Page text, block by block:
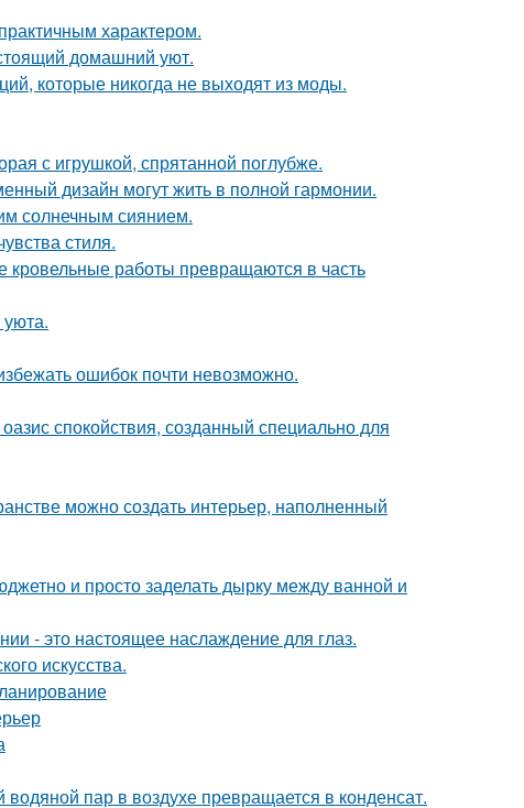
характером.
домашний уют.
которые никогда не выходят из моды.
с игрушкой, спрятанной поглубже.
дизайн могут жить в полной гармонии.
солнечным сиянием.
стиля.
кровельные работы превращаются в часть
ошибок почти невозможно.
спокойствия, созданный специально для
можно создать интерьер, наполненный
и просто заделать дырку между ванной и
- это настоящее наслаждение для глаз.
искусства.
пар в воздухе превращается в конденсат.